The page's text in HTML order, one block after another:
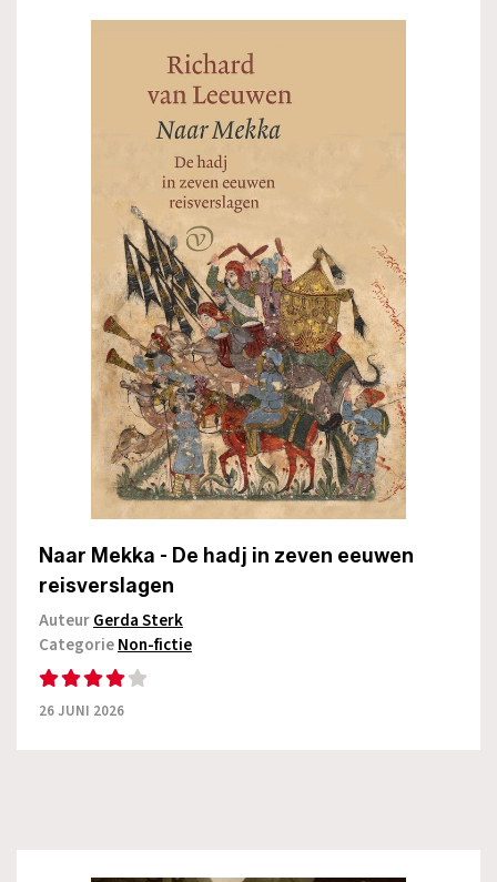
Naar Mekka - De hadj in zeven eeuwen
reisverslagen
AuteurGerda Sterk
CategorieNon-fictie
26 JUNI 2026